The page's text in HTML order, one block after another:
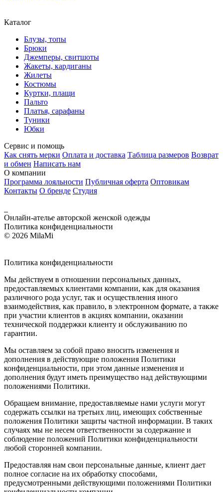
Каталог
Блузы, топы
Брюки
Джемперы, свитшоты
Жакеты, кардиганы
Жилеты
Костюмы
Куртки, плащи
Пальто
Платья, сарафаны
Туники
Юбки
Сервис и помощь
Как снять мерки Оплата и доставка Таблица размеров Возврат
и обмен Написать нам
О компании
Программа лояльности Публичная оферта Оптовикам
Контакты О бренде Студия
Онлайн-ателье авторской женской одежды
Политика конфиденциальности
© 2026 MilaMi
Политика конфиденциальности
Мы действуем в отношении персональных данных,
предоставляемых клиентами компании, как для оказания
различного рода услуг, так и осуществления иного
взаимодействия, как правило, в электронном формате, а также
при участии клиентов в акциях компании, оказании
технической поддержки клиенту и обслуживанию по
гарантии.
Мы оставляем за собой право вносить изменения и
дополнения в действующие положения Политики
конфиденциальности, при этом данные изменения и
дополнения будут иметь преимущество над действующими
положениями Политики.
Обращаем внимание, предоставляемые нами услуги могут
содержать ссылки на третьих лиц, имеющих собственные
положения Политики защиты частной информации. В таких
случаях мы не несем ответственности за содержание и
соблюдение положений Политики конфиденциальности
любой сторонней компании.
Предоставляя нам свои персональные данные, клиент дает
полное согласие на их обработку способами,
предусмотренными действующими положениями Политики